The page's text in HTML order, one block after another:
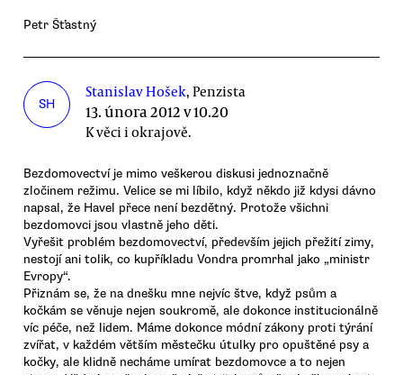
Petr Šťastný
SH
Stanislav Hošek, Penzista
13. února 2012 v 10.20
K věci i okrajově.
Bezdomovectví je mimo veškerou diskusi jednoznačně
zločinem režimu. Velice se mi líbilo, když někdo již kdysi dávno
napsal, že Havel přece není bezdětný. Protože všichni
bezdomovci jsou vlastně jeho děti.
Vyřešit problém bezdomovectví, především jejich přežití zimy,
nestojí ani tolik, co kupříkladu Vondra promrhal jako „ministr
Evropy“.
Přiznám se, že na dnešku mne nejvíc štve, když psům a
kočkám se věnuje nejen soukromě, ale dokonce institucionálně
víc péče, než lidem. Máme dokonce módní zákony proti týrání
zvířat, v každém větším městečku útulky pro opuštěné psy a
kočky, ale klidně necháme umírat bezdomovce a to nejen